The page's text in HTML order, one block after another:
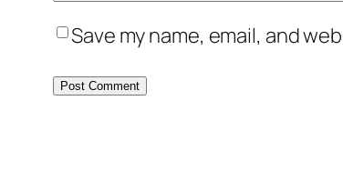
Save my name, email, and